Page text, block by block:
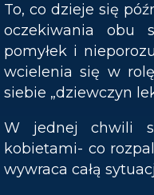
To, co dzieje się
oczekiwania obu
pomyłek i
wcielenia się w
siebie „dziewczyn
W jednej chwili
kobietami- co
wywraca całą